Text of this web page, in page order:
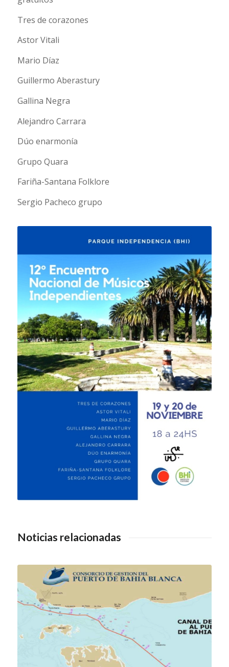
Tres de corazones
Astor Vitali
Mario Díaz
Guillermo Aberastury
Gallina Negra
Alejandro Carrara
Dúo enarmonía
Grupo Quara
Fariña-Santana Folklore
Sergio Pacheco grupo
Noticias relacionadas